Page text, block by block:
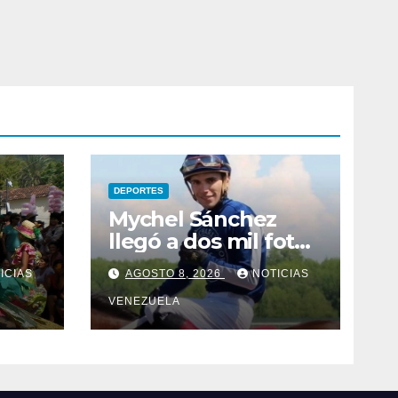
DEPORTES
Mychel Sánchez
llegó a dos mil fotos
en USA
AGOSTO 8, 2026 NOTICIAS
VENEZUELA